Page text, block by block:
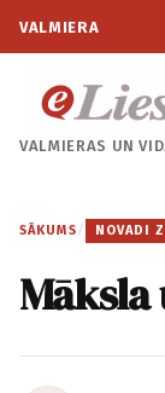
VALMIERA
VALMIERAS UN
SĀKUMS / NOVADI